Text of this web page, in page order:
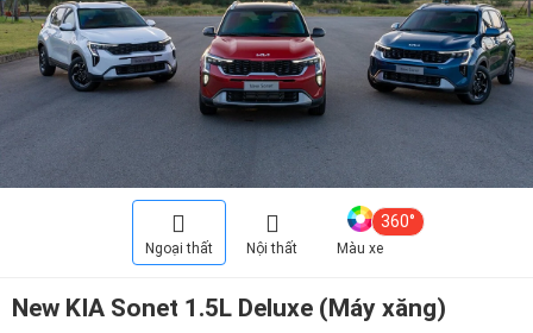
Ngoại thất Nội thất Màu xe
360°
New KIA Sonet 1.5L Deluxe (Máy xăng)